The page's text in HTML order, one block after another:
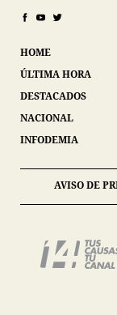
HOME
ÚLTIMA HORA
DESTACADOS
NACIONAL
INFODEMIA
AVISO DE